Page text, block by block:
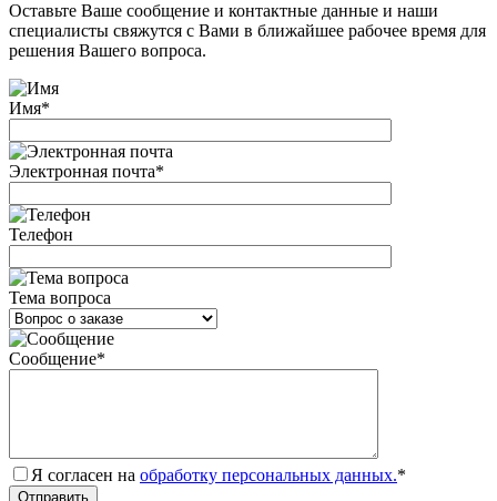
Оставьте Ваше сообщение и контактные данные и наши
специалисты свяжутся с Вами в ближайшее рабочее время для
решения Вашего вопроса.
Имя*
Электронная почта*
Телефон
Тема вопроса
Сообщение*
Я согласен на обработку персональных данных.*